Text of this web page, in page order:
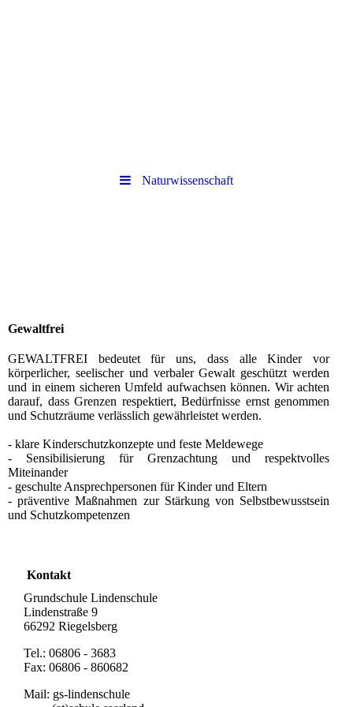
Naturwissenschaft
Gewaltfrei
GEWALTFREI bedeutet für uns, dass alle Kinder vor
körperlicher, seelischer und verbaler Gewalt geschützt werden
und in einem sicheren Umfeld aufwachsen können. Wir achten
darauf, dass Grenzen respektiert, Bedürfnisse ernst genommen
und Schutzräume verlässlich gewährleistet werden.
- klare Kinderschutzkonzepte und feste Meldewege
- Sensibilisierung für Grenzachtung und respektvolles
Miteinander
- geschulte Ansprechpersonen für Kinder und Eltern
- präventive Maßnahmen zur Stärkung von Selbstbewusstsein
und Schutzkompetenzen
Kontakt
Grundschule Lindenschule
Lindenstraße 9
66292 Riegelsberg
Tel.: 06806 - 3683
Fax: 06806 - 860682
Mail: gs-lindenschule